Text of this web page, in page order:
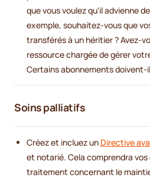
que vous voulez qu'il advienne
exemple, souhaitez-vous que
transférés à un héritier ? Avez-
ressource chargée de gérer
Certains abonnements doivent-
Soins palliatifs
Créez et incluez un Directive
et notarié. Cela comprendra
traitement concernant le